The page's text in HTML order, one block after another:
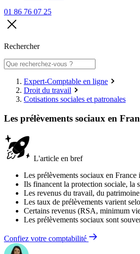
01 86 76 07 25
Rechercher
Expert-Comptable en ligne
Droit du travail
Cotisations sociales et patronales
Les prélèvements sociaux en
L'article en bref
Les prélèvements sociaux en
Ils financent la protection sociale, la
Les revenus du travail, du
Les taux de prélèvements varient
Certains revenus (RSA, minimum
Les prélèvements sociaux sont
Confiez votre comptabilité